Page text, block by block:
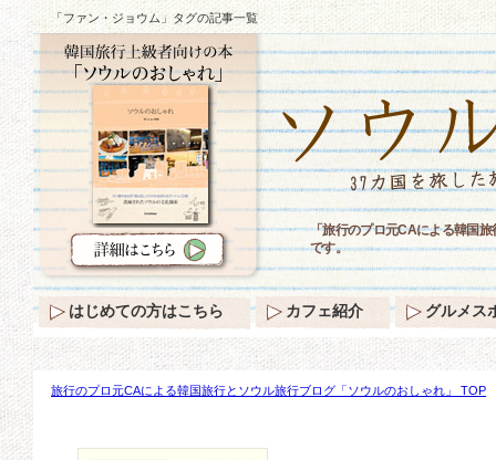
「ファン・ジョウム」タグの記事一覧
旅行のプロ元CAによる韓国旅行とソウル旅行ブログ「ソウルのおしゃれ」 TOP
「旅行のプロ元CAによる韓国
です。
はじめての方はこちら カフェ紹介 グルメス